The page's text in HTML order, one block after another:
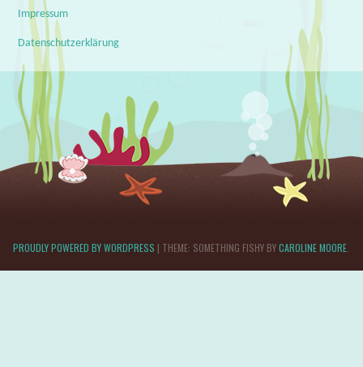
Impressum
Datenschutzerklärung
PROUDLY POWERED BY WORDPRESS | THEME: SOMETHING FISHY BYCAROLINE MOORE